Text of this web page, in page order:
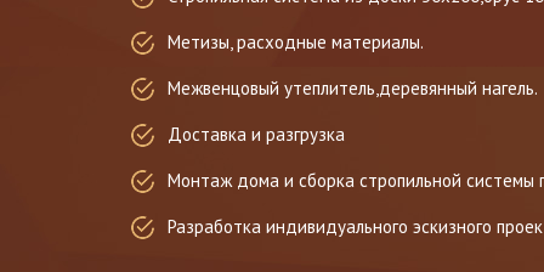
Метизы, расходные материалы.
Межвенцовый утеплитель,деревянный нагель.
Доставка и разгрузка
Монтаж дома и сборка стропильной системы
Разработка индивидуального эскизного